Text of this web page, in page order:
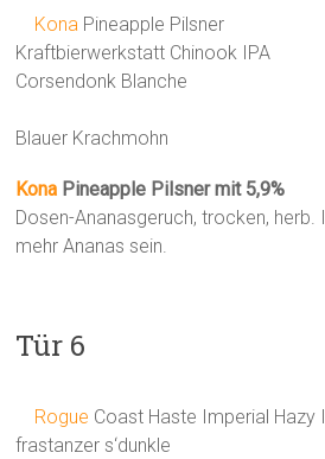
Kona Pineapple Pilsner
Kraftbierwerkstatt Chinook IPA
Corsendonk Blanche
Blauer Krachmohn
Kona Pineapple Pilsner mit 5,9%
Dosen-Ananasgeruch, trocken,
mehr Ananas sein.
Tür 6
Rogue Coast Haste Imperial Hazy
frastanzer s‘dunkle